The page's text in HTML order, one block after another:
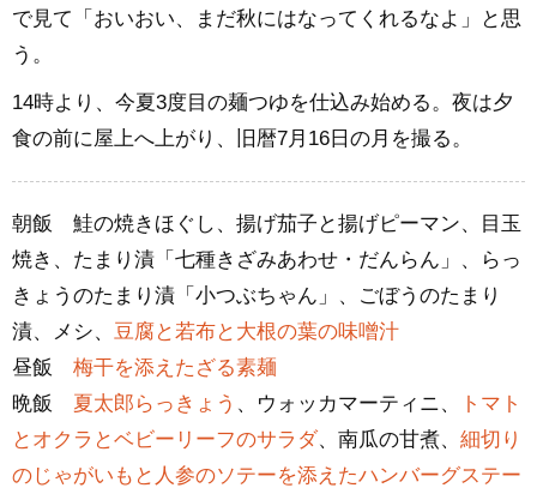
で見て「おいおい、まだ秋にはなってくれるなよ」と思
う。
14時より、今夏3度目の麺つゆを仕込み始める。夜は夕
食の前に屋上へ上がり、旧暦7月16日の月を撮る。
朝飯 鮭の焼きほぐし、揚げ茄子と揚げピーマン、目玉
焼き、たまり漬「七種きざみあわせ・だんらん」、らっ
きょうのたまり漬「小つぶちゃん」、ごぼうのたまり
漬、メシ、 豆腐と若布と大根の葉の味噌汁
昼飯 梅干を添えたざる素麺
晩飯 夏太郎らっきょう 、ウォッカマーティニ、
トマト
とオクラとベビーリーフのサラダ、南瓜の甘煮、 細切り
のじゃがいもと人参のソテーを添えたハンバーグステー